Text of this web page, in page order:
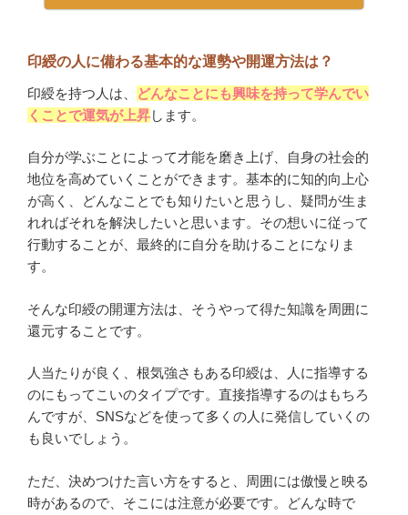
印綬の人に備わる基本的な運勢や開運方法は？
印綬を持つ人は、
どんなことにも興味を持って学んでい
くことで運気が上昇します。
自分が学ぶことによって才能を磨き上げ、自身の社会的
地位を高めていくことができます。基本的に知的向上心
が高く、どんなことでも知りたいと思うし、疑問が生ま
れればそれを解決したいと思います。その想いに従って
行動することが、最終的に自分を助けることになりま
す。
そんな印綬の開運方法は、そうやって得た知識を周囲に
還元することです。
人当たりが良く、根気強さもある印綬は、人に指導する
のにもってこいのタイプです。直接指導するのはもちろ
んですが、SNSなどを使って多くの人に発信していくの
も良いでしょう。
ただ、決めつけた言い方をすると、周囲には傲慢と映る
時があるので、そこには注意が必要です。どんな時で